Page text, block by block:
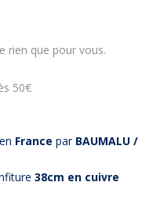
rien que pour vous.
50€
France par BAUMALU /
38cm en cuivre